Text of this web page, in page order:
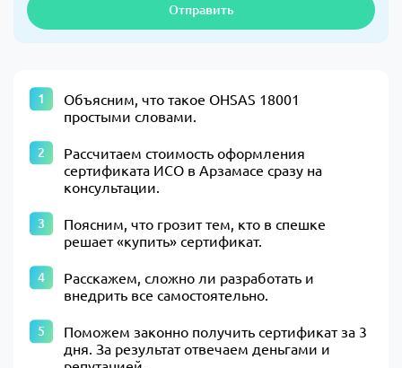
Отправить
Объясним, что такое OHSAS 18001
простыми словами.
Рассчитаем стоимость оформления
сертификата ИСО в Арзамасе сразу на
консультации.
Поясним, что грозит тем, кто в спешке
решает «купить» сертификат.
Расскажем, сложно ли разработать и
внедрить все самостоятельно.
Поможем законно получить сертификат за 3
дня. За результат отвечаем деньгами и